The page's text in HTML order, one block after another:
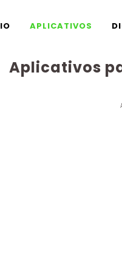
APLICATIVOS
Aplicativos